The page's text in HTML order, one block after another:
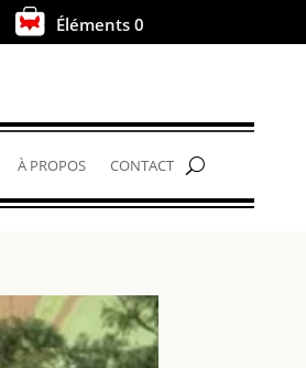
. Éléments 0
À PROPOS CONTACT